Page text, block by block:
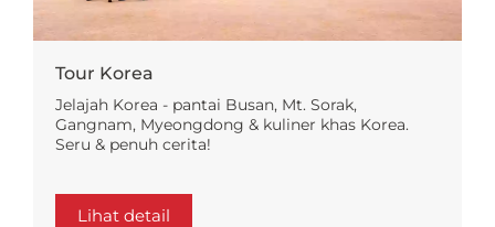
Tour Korea
Jelajah Korea - pantai Busan, Mt. Sorak,
Gangnam, Myeongdong & kuliner khas Korea.
Seru & penuh cerita!
Lihat detail